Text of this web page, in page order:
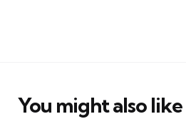
You might also like